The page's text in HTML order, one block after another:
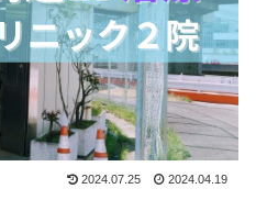
2024.07.25 2024.04.19